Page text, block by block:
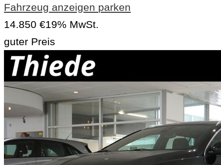
Fahrzeug anzeigen parken
14.850 €19% MwSt.
guter Preis